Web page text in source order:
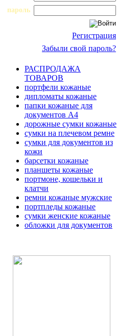
пароль
Регистрация
Забыли свой пароль?
РАСПРОДАЖА
ТОВАРОВ
портфели кожаные
дипломаты кожаные
папки кожаные для
документов А4
дорожные сумки кожаные
сумки на плечевом ремне
сумки для документов из
кожи
барсетки кожаные
планшеты кожаные
портмоне, кошельки и
клатчи
ремни кожаные мужские
портпледы кожаные
сумки женские кожаные
обложки для документов